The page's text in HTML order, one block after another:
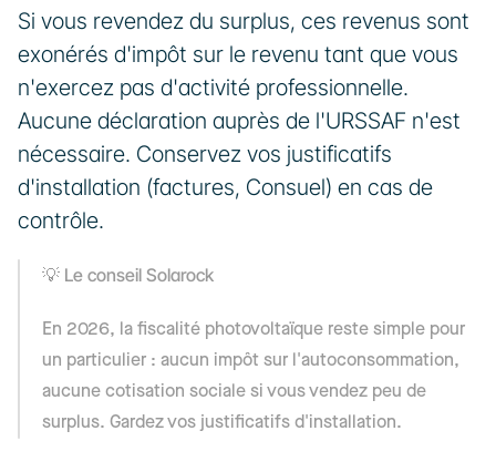
Si vous revendez du surplus, ces revenus sont
exonérés d'impôt sur le revenu tant que vous
n'exercez pas d'activité professionnelle.
Aucune déclaration auprès de l'URSSAF n'est
nécessaire. Conservez vos justificatifs
d'installation (factures, Consuel) en cas de
contrôle.
💡 Le conseil Solarock
En 2026, la fiscalité photovoltaïque reste simple pour
un particulier : aucun impôt sur l'autoconsommation,
aucune cotisation sociale si vous vendez peu de
surplus. Gardez vos justificatifs d'installation.